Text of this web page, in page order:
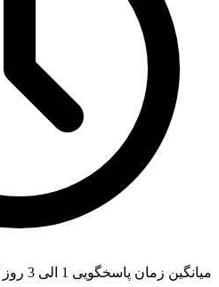
میانگین زمان پاسخگویی 1 الی 3 روز کاری